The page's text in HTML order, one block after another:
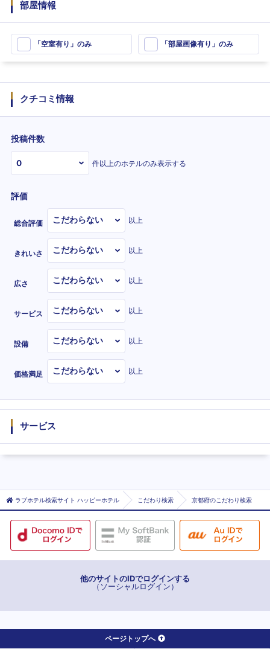
部屋情報
「空室有り」のみ 「部屋画像有り」のみ
クチコミ情報
投稿件数
件以上のホテルのみ表示する
評価
総合評価 以上
きれいさ 以上
広さ 以上
サービス 以上
設備 以上
価格満足 以上
サービス
ラブホテル検索サイト ハッピーホテル こだわり検索 京都府のこだわり検索
他のサイトのIDでログインする
（ソーシャルログイン）
ページトップへ